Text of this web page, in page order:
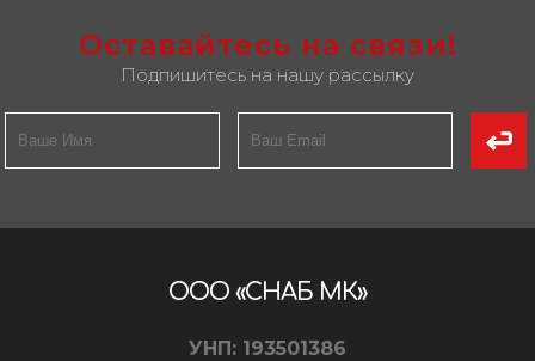
Оставайтесь на связи!
Подпишитесь на нашу рассылку
ООО «СНАБ МК»
УНП: 193501386